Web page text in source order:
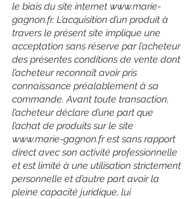
le biais du site internet www.marie-
gagnon.fr. L’acquisition d’un produit à
travers le présent site implique une
acceptation sans réserve par l’acheteur
des présentes conditions de vente dont
l’acheteur reconnaît avoir pris
connaissance préalablement à sa
commande. Avant toute transaction,
l’acheteur déclare d’une part que
l’achat de produits sur le site
www.marie-gagnon.frest sans rapport
direct avec son activité professionnelle
et est limité à une utilisation strictement
personnelle et d’autre part avoir la
pleine capacité juridique, lui